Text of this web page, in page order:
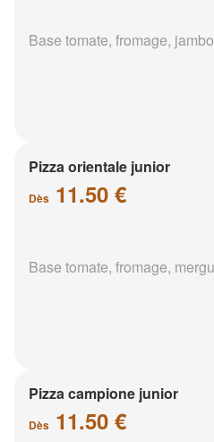
Base tomate, fromage,
Pizza orientale junior
Dès 11.50 €
Base tomate, fromage,
Pizza campione junior
Dès 11.50 €